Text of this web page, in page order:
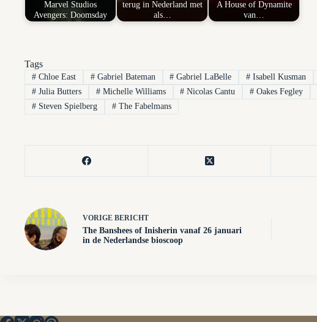
Marvel Studios
Avengers: Doomsday
terug in Nederland met
als…
A House of Dynamite
van…
Tags
#Chloe East #Gabriel Bateman # Gabriel LaBelle # Isabell Kusman
#Julia Butters #Michelle Williams # Nicolas Cantu # Oakes Fegley
#Steven Spielberg #The Fabelmans
VORIGE BERICHT
The Banshees of Inisherin vanaf 26 januari
in de Nederlandse bioscoop